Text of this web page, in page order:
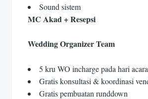
Sound sistem
MC Akad + Resepsi
Wedding Organizer Team
5 kru WO incharge pada hari acara
Gratis konsultasi & koordinasi
Gratis pembuatan runddown